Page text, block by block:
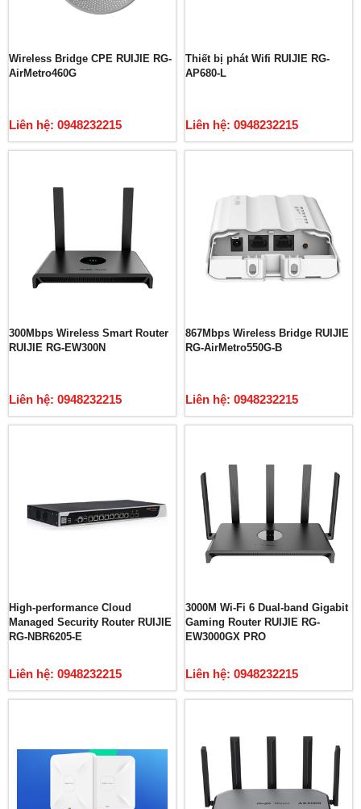
Wireless Bridge CPE RUIJIE RG-
AirMetro460G
Liên hệ: 0948232215
Thiết bị phát Wifi RUIJIE RG-
AP680-L
Liên hệ: 0948232215
300Mbps Wireless Smart Router
RUIJIE RG-EW300N
Liên hệ: 0948232215
867Mbps Wireless Bridge RUIJIE
RG-AirMetro550G-B
Liên hệ: 0948232215
High-performance Cloud
Managed Security Router RUIJIE
RG-NBR6205-E
Liên hệ: 0948232215
3000M Wi-Fi 6 Dual-band Gigabit
Gaming Router RUIJIE RG-
EW3000GX PRO
Liên hệ: 0948232215